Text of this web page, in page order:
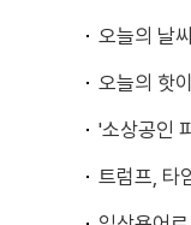
오늘의 날
오늘의 핫
'소상공인
트럼프, 타